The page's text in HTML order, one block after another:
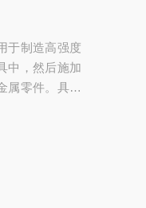
55%，以鳞
于制造高强度
中，然后施加
属零件。具有
损伤。有明
废或设备损...